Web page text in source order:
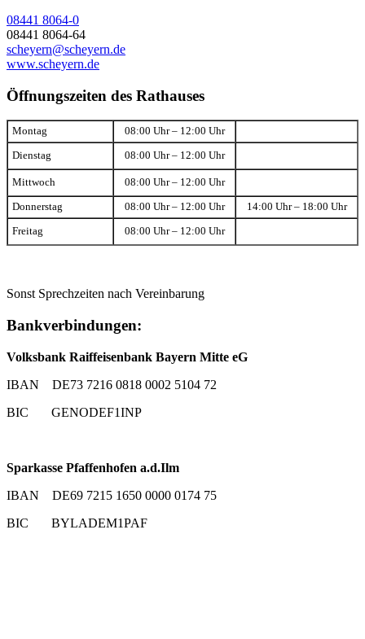
08441 8064-0
08441 8064-64
scheyern@scheyern.de
www.scheyern.de
Öffnungszeiten des Rathauses
Montag 08:00 Uhr – 12:00 Uhr
Dienstag 08:00 Uhr – 12:00 Uhr
Mittwoch 08:00 Uhr – 12:00 Uhr
Donnerstag 08:00 Uhr – 12:00 Uhr 14:00 Uhr – 18:00 Uhr
Freitag 08:00 Uhr – 12:00 Uhr
Sonst Sprechzeiten nach Vereinbarung
Bankverbindungen:
Volksbank Raiffeisenbank Bayern Mitte eG
IBAN DE73 7216 0818 0002 5104 72
BIC GENODEF1INP
Sparkasse Pfaffenhofen a.d.Ilm
IBAN DE69 7215 1650 0000 0174 75
BIC BYLADEM1PAF